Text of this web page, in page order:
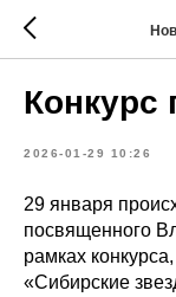
Конкурс
2026-01-29 10:26
29 января
посвященного
рамках
«Сибирские